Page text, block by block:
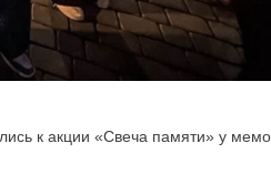
к акции «Свеча памяти» у